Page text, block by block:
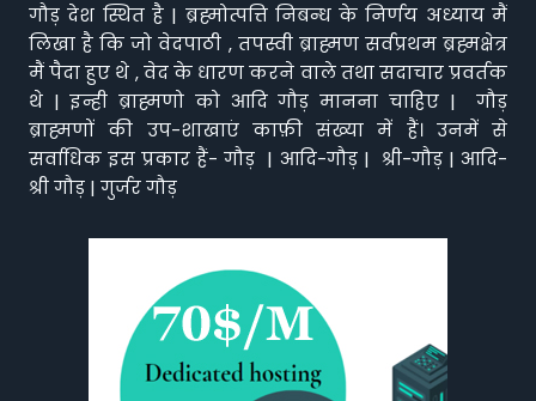
गौड़ देश स्थित है | ब्रह्मोत्पत्ति निबन्ध के निर्णय अध्याय मैं
लिखा है कि जो वेदपाठी , तपस्वी ब्राह्मण सर्वप्रथम ब्रह्मक्षेत्र
मैं पैदा हुए थे , वेद के धारण करने वाले तथा सदाचार प्रवर्तक
थे | इन्ही ब्राह्मणो को आदि गौड़ मानना चाहिए | गौड़
ब्राह्मणों की उप-शाखाएं काफ़ी संख्या में हैं। उनमें से
सर्वाधिक इस प्रकार हैं- गौड़ | आदि-गौड़ | श्री-गौड़ | आदि-
श्री गौड़ | गुर्जर गौड़